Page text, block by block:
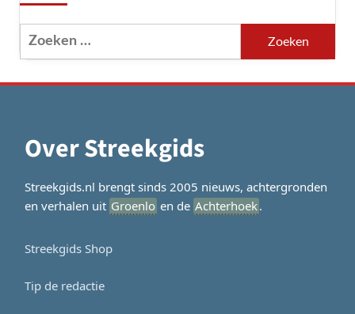
Zoeken
naar:
Over Streekgids
Streekgids.nl brengt sinds 2005 nieuws, achtergronden
en verhalen uit Groenlo en de Achterhoek.
Streekgids Shop
Tip de redactie